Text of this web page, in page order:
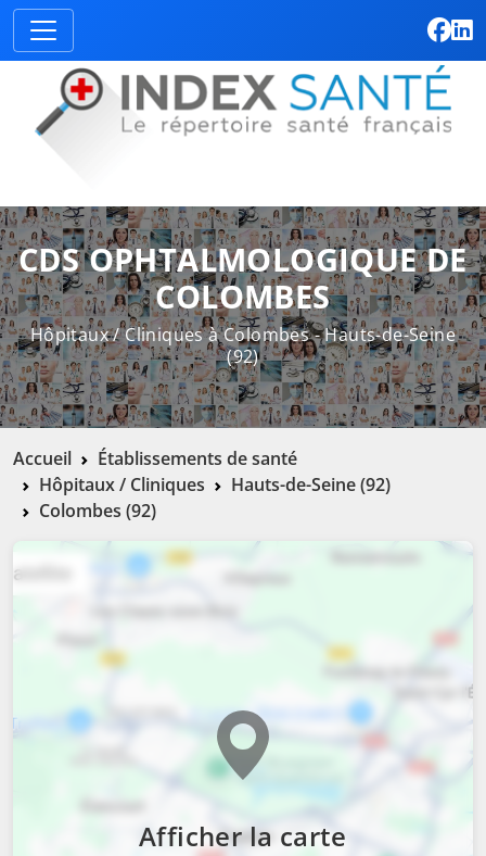
CDS OPHTALMOLOGIQUE DE
COLOMBES
Hôpitaux / Cliniques à Colombes - Hauts-de-Seine
(92)
Accueil
Établissements de santé
Hôpitaux / Cliniques
Hauts-de-Seine (92)
Colombes (92)
Afficher la carte